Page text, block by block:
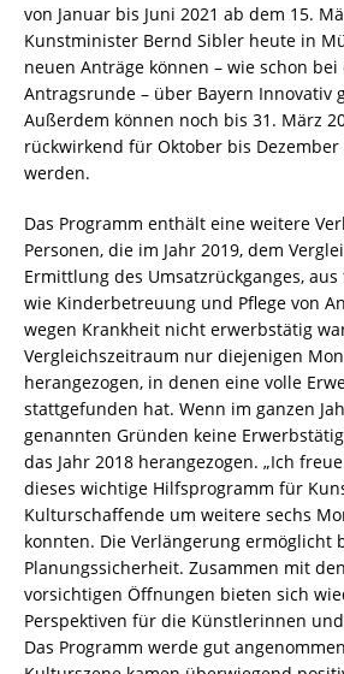
von Januar bis Juni 2021 ab dem 15.
Kunstminister Bernd Sibler heute in
neuen Anträge können – wie schon
Antragsrunde – über Bayern Innovativ
Außerdem können noch bis 31. März
rückwirkend für Oktober bis
werden.
Das Programm enthält eine weitere
Personen, die im Jahr 2019, dem
Ermittlung des Umsatzrückganges,
wie Kinderbetreuung und Pflege von
wegen Krankheit nicht erwerbstätig
Vergleichszeitraum nur diejenigen
herangezogen, in denen eine volle
stattgefunden hat. Wenn im ganzen
genannten Gründen keine
das Jahr 2018 herangezogen. „Ich
dieses wichtige Hilfsprogramm für
Kulturschaffende um weitere sechs
konnten. Die Verlängerung ermöglicht
Planungssicherheit. Zusammen mit
vorsichtigen Öffnungen bieten sich
Perspektiven für die Künstlerinnen
Das Programm werde gut